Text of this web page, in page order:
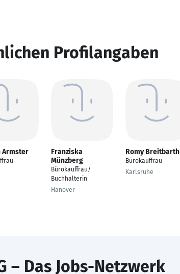
Profilangaben
Armster
Franziska
Münzberg
Bürokauffrau/
Buchhalterin
Hanover
Romy Breitbarth
Bürokauffrau
Karlsruhe
– Das Jobs-Netzwerk